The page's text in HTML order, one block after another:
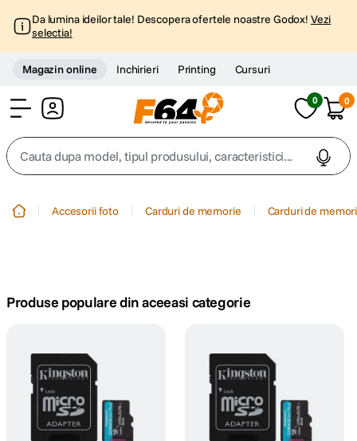
Da lumina ideilor tale! Descopera ofertele noastre Godox! Vezi
selectia!
Magazin online Inchirieri Printing Cursuri
0 0
Cauta dupa model, tipul produsului, caracteristici...
trepied telefon
4. peak design
5. canon sx740 hs
6. lavaliera
Accesorii foto Carduri de memorie Carduri de
Produse populare din aceeasi categorie